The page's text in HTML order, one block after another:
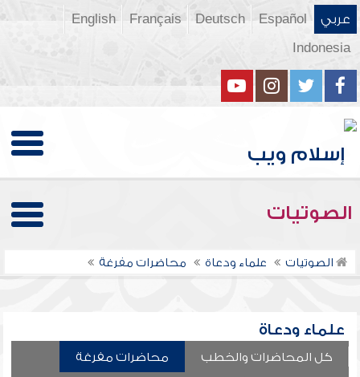
عربي Español
Deutsch
Français
English
Indonesia
الصوتيات
الصوتيات علماء ودعاة محاضرات مفرغة
علماء ودعاة
كل المحاضرات والخطب محاضرات مفرغة